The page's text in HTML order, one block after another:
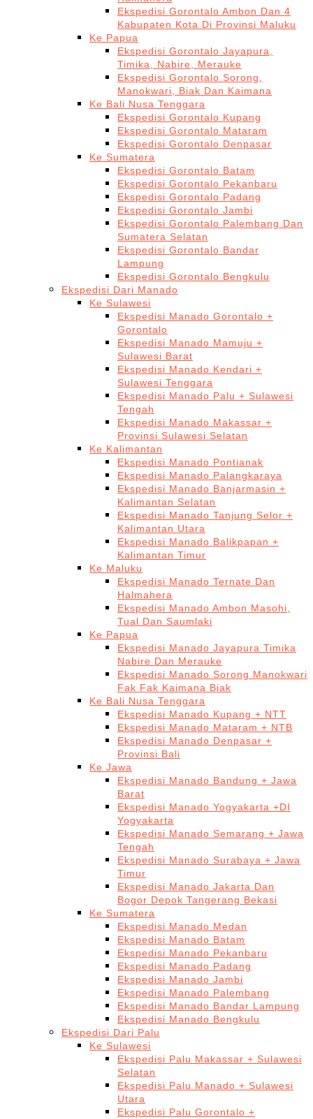
Ekspedisi Gorontalo Ambon Dan 4
Kabupaten Kota Di Provinsi Maluku
Ke Papua
Ekspedisi Gorontalo Jayapura,
Timika, Nabire, Merauke
Ekspedisi Gorontalo Sorong,
Manokwari, Biak Dan Kaimana
Ke Bali Nusa Tenggara
Ekspedisi Gorontalo Kupang
Ekspedisi Gorontalo Mataram
Ekspedisi Gorontalo Denpasar
Ke Sumatera
Ekspedisi Gorontalo Batam
Ekspedisi Gorontalo Pekanbaru
Ekspedisi Gorontalo Padang
Ekspedisi Gorontalo Jambi
Ekspedisi Gorontalo Palembang Dan
Sumatera Selatan
Ekspedisi Gorontalo Bandar
Lampung
Ekspedisi Gorontalo Bengkulu
Ekspedisi Dari Manado
Ke Sulawesi
Ekspedisi Manado Gorontalo +
Gorontalo
Ekspedisi Manado Mamuju +
Sulawesi Barat
Ekspedisi Manado Kendari +
Sulawesi Tenggara
Ekspedisi Manado Palu + Sulawesi
Tengah
Ekspedisi Manado Makassar +
Provinsi Sulawesi Selatan
Ke Kalimantan
Ekspedisi Manado Pontianak
Ekspedisi Manado Palangkaraya
Ekspedisi Manado Banjarmasin +
Kalimantan Selatan
Ekspedisi Manado Tanjung Selor +
Kalimantan Utara
Ekspedisi Manado Balikpapan +
Kalimantan Timur
Ke Maluku
Ekspedisi Manado Ternate Dan
Halmahera
Ekspedisi Manado Ambon Masohi,
Tual Dan Saumlaki
Ke Papua
Ekspedisi Manado Jayapura Timika
Nabire Dan Merauke
Ekspedisi Manado Sorong Manokwari
Fak Fak Kaimana Biak
Ke Bali Nusa Tenggara
Ekspedisi Manado Kupang + NTT
Ekspedisi Manado Mataram + NTB
Ekspedisi Manado Denpasar +
Provinsi Bali
Ke Jawa
Ekspedisi Manado Bandung + Jawa
Barat
Ekspedisi Manado Yogyakarta +DI
Yogyakarta
Ekspedisi Manado Semarang + Jawa
Tengah
Ekspedisi Manado Surabaya + Jawa
Timur
Ekspedisi Manado Jakarta Dan
Bogor Depok Tangerang Bekasi
Ke Sumatera
Ekspedisi Manado Medan
Ekspedisi Manado Batam
Ekspedisi Manado Pekanbaru
Ekspedisi Manado Padang
Ekspedisi Manado Jambi
Ekspedisi Manado Palembang
Ekspedisi Manado Bandar Lampung
Ekspedisi Manado Bengkulu
Ekspedisi Dari Palu
Ke Sulawesi
Ekspedisi Palu Makassar + Sulawesi
Selatan
Ekspedisi Palu Manado + Sulawesi
Utara
Ekspedisi Palu Gorontalo +